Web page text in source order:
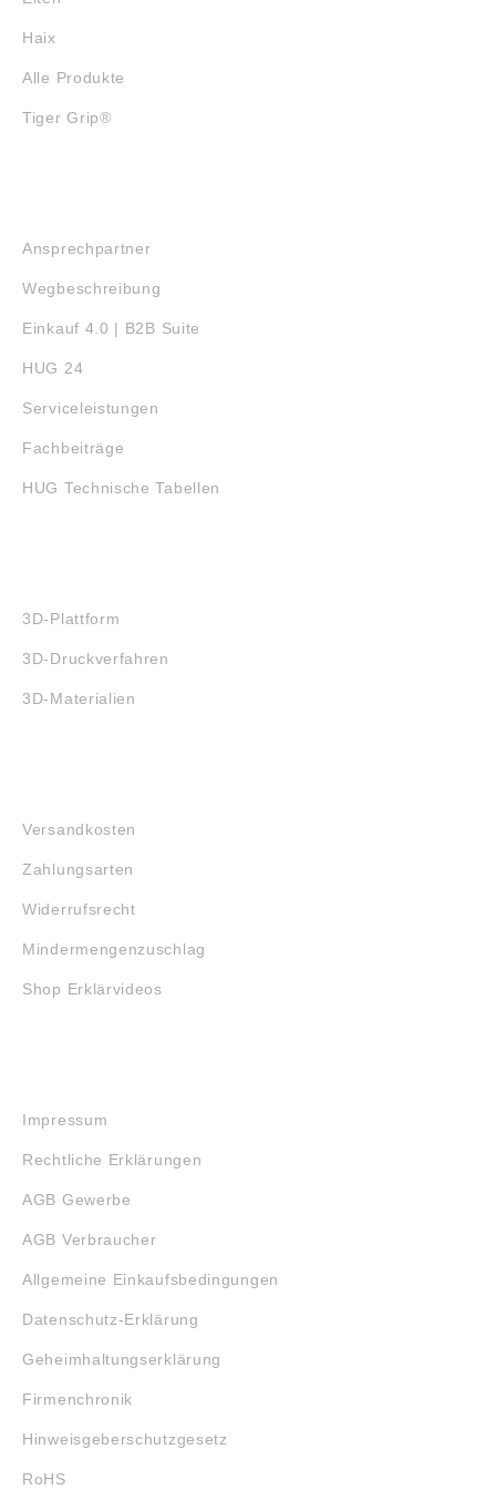
Haix
Alle Produkte
Tiger Grip®
Ansprechpartner
Wegbeschreibung
Einkauf 4.0 | B2B Suite
HUG 24
Serviceleistungen
Fachbeiträge
HUG Technische Tabellen
3D-Plattform
3D-Druckverfahren
3D-Materialien
Versandkosten
Zahlungsarten
Widerrufsrecht
Mindermengenzuschlag
Shop Erklärvideos
Impressum
Rechtliche Erklärungen
AGB Gewerbe
AGB Verbraucher
Allgemeine Einkaufsbedingungen
Datenschutz-Erklärung
Geheimhaltungserklärung
Firmenchronik
Hinweisgeberschutzgesetz
RoHS